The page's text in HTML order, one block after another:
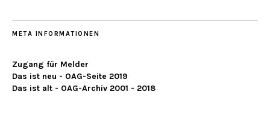
META INFORMATIONEN
Zugang für Melder
Das ist neu - OAG-Seite 2019
Das ist alt - OAG-Archiv 2001 - 2018